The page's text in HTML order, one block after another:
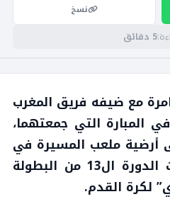
نسخ
5 دقائق
مع ضيفه فريق المغرب
المبارة التي جمعتهما،
أرضية ملعب المسيرة في
آسفي ، ضمن منافسات الدورة ال13 من البطولة
لكرة القدم.